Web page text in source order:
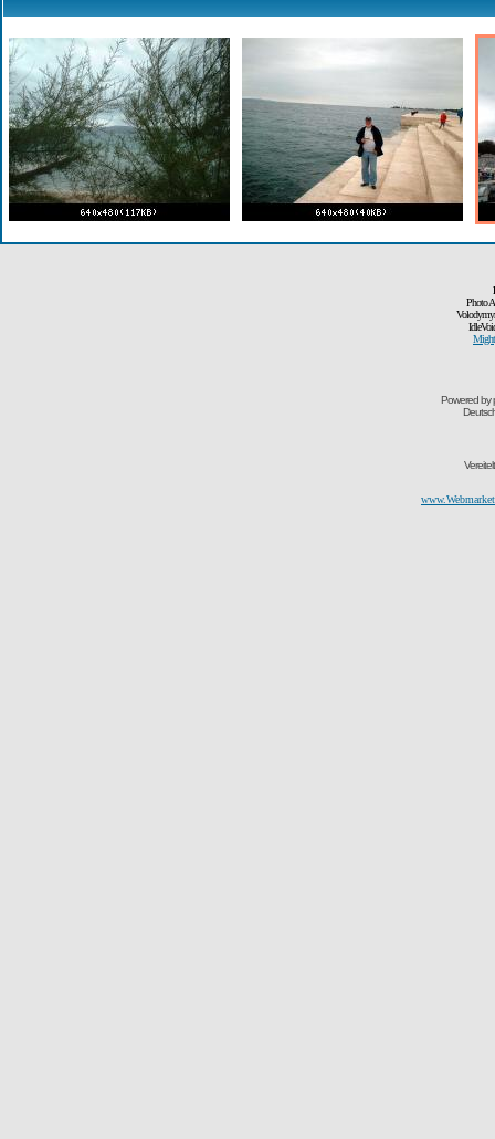
Photo
Powered by